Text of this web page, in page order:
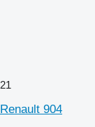
21
Renault 904